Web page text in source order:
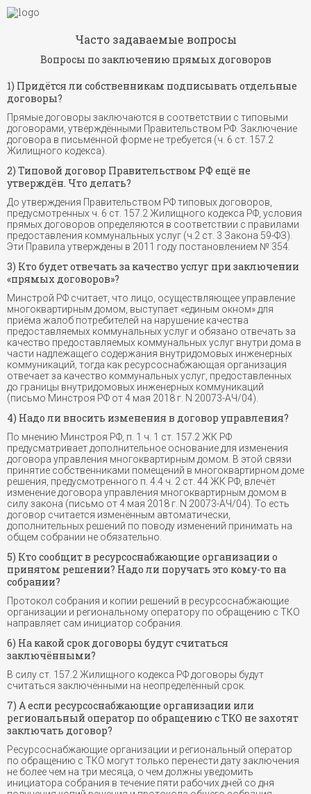
Часто задаваемые вопросы
Вопросы по заключению прямых договоров
1) Придётся ли собственникам подписывать отдельные
договоры?
Прямые договоры заключаются в соответствии с типовыми
договорами, утверждёнными Правительством РФ. Заключение
договора в письменной форме не требуется (ч. 6 ст. 157.2
Жилищного кодекса).
2) Типовой договор Правительством РФ ещё не
утверждён. Что делать?
До утверждения Правительством РФ типовых договоров,
предусмотренных ч. 6 ст. 157.2 Жилищного кодекса РФ, условия
прямых договоров определяются в соответствии с правилами
предоставления коммунальных услуг (ч.2 ст. 3 Закона 59-ФЗ).
Эти Правила утверждены в 2011 году постановлением № 354.
3) Кто будет отвечать за качество услуг при заключении
«прямых договоров»?
Минстрой РФ считает, что лицо, осуществляющее управление
многоквартирным домом, выступает «единым окном» для
приёма жалоб потребителей на нарушение качества
предоставляемых коммунальных услуг и обязано отвечать за
качество предоставляемых коммунальных услуг внутри дома в
части надлежащего содержания внутридомовых инженерных
коммуникаций, тогда как ресурсоснабжающая организация
отвечает за качество коммунальных услуг, предоставленных
до границы внутридомовых инженерных коммуникаций
(письмо Минстроя РФ от 4 мая 2018 г. N 20073-АЧ/04).
4) Надо ли вносить изменения в договор управления?
По мнению Минстроя РФ, п. 1 ч. 1 ст. 157.2 ЖК РФ
предусматривает дополнительное основание для изменения
договора управления многоквартирным домом. В этой связи
принятие собственниками помещений в многоквартирном доме
решения, предусмотренного п. 4.4 ч. 2 ст. 44 ЖК РФ, влечёт
изменение договора управления многоквартирным домом в
силу закона (письмо от 4 мая 2018 г. N 20073-АЧ/04). То есть
договор считается изменённым автоматически,
дополнительных решений по поводу изменений принимать на
общем собрании не обязательно.
5) Кто сообщит в ресурсоснабжающие организации о
принятом решении? Надо ли поручать это кому-то на
собрании?
Протокол собрания и копии решений в ресурсоснабжающие
организации и региональному оператору по обращению с ТКО
направляет сам инициатор собрания.
6) На какой срок договоры будут считаться
заключёнными?
В силу ст. 157.2 Жилищного кодекса РФ договоры будут
считаться заключёнными на неопределённый срок.
7) А если ресурсоснабжающие организации или
региональный оператор по обращению с ТКО не захотят
заключать договор?
Ресурсоснабжающие организации и региональный оператор
по обращению с ТКО могут только перенести дату заключения
не более чем на три месяца, о чем должны уведомить
инициатора собрания в течение пяти рабочих дней со дня